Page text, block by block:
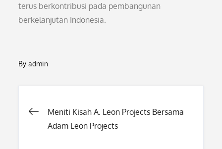
terus berkontribusi pada pembangunan
berkelanjutan Indonesia.
Byadmin
Post
Meniti Kisah A. Leon Projects Bersama
Adam Leon Projects